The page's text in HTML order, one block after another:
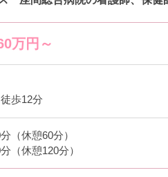
万円～
歩12分
（休憩60分）
（休憩120分）